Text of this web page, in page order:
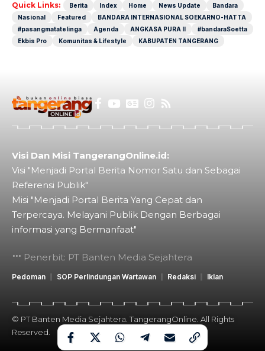
Quick Links: Berita Index Home News Update
Bandara
Nasional
Featured
BANDARA INTERNASIONAL SOEKARNO-HATTA
#pasangmatatelinga
Agenda ANGKASA PURA II
#bandaraSoetta
Ekbis Pro
Komunitas & Lifestyle KABUPATEN TANGERANG
Visi Dan Misi TangerangOnline.id:
Visi "Menjadi Portal Berita Nomor Satu dan Sebagai
Referensi Publik"
Misi "Menjadi Portal Berita Yang Cepat dan
Terpercaya. Melayani Publik Dengan Berbagai
informasi yang Bermanfaat"
Penerbit: PT Banten Media Sejahtera
Pedoman SOP Perlindungan Wartawan Redaksi Iklan
© PT Banten Media Sejahtera. TangerangOnline. All Rights
Reserved.